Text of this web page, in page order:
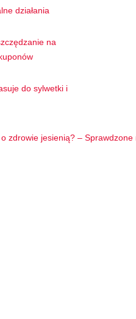
działania
na
do sylwetki i
zdrowie jesienią? – Sprawdzone